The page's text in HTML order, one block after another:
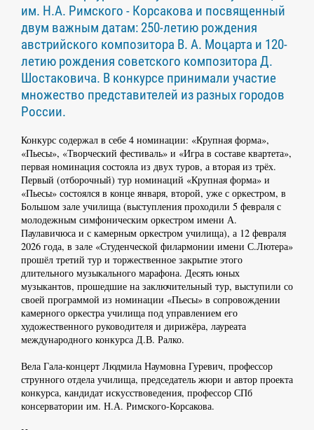
им. Н.А. Римского - Корсакова и посвященный
двум важным датам: 250-летию рождения
австрийского композитора В. А. Моцарта и 120-
летию рождения советского композитора Д.
Шостаковича. В конкурсе принимали участие
множество представителей из разных городов
России.
Конкурс содержал в себе 4 номинации: «Крупная форма»,
«Пьесы», «Творческий фестиваль» и «Игра в составе квартета»,
первая номинация состояла из двух туров, а вторая из трёх.
Первый (отборочный) тур номинаций «Крупная форма» и
«Пьесы» состоялся в конце января, второй, уже с оркестром, в
Большом зале училища (выступления проходили 5 февраля с
молодежным симфоническим оркестром имени А.
Паулавичюса и с камерным оркестром училища), а 12 февраля
2026 года, в зале «Студенческой филармонии имени С.Лютера»
прошёл третий тур и торжественное закрытие этого
длительного музыкального марафона. Десять юных
музыкантов, прошедшие на заключительный тур, выступили со
своей программой из номинации «Пьесы» в сопровождении
камерного оркестра училища под управлением его
художественного руководителя и дирижёра, лауреата
международного конкурса Д.В. Ралко.
Вела Гала-концерт Людмила Наумовна Гуревич, профессор
струнного отдела училища, председатель жюри и автор проекта
конкурса, кандидат искусствоведения, профессор СПб
консерватории им. Н.А. Римского-Корсакова.